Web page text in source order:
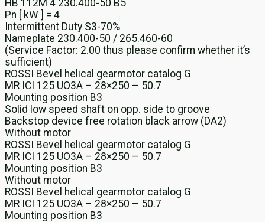
HB 112M 4 230.400-50 B5
Pn [ kW ] = 4
Intermittent Duty S3-70%
Nameplate 230.400-50 / 265.460-60
(Service Factor: 2.00 thus please confirm whether it’s
sufficient)
ROSSI Bevel helical gearmotor catalog G
MR ICI 125 UO3A – 28×250 – 50.7
Mounting position B3
Solid low speed shaft on opp. side to groove
Backstop device free rotation black arrow (DA2)
Without motor
ROSSI Bevel helical gearmotor catalog G
MR ICI 125 UO3A – 28×250 – 50.7
Mounting position B3
Without motor
ROSSI Bevel helical gearmotor catalog G
MR ICI 125 UO3A – 28×250 – 50.7
Mounting position B3